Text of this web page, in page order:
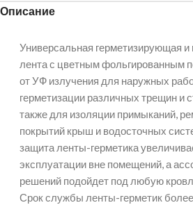
Описание
Универсальная герметизирующая
лента с цветным фольгированным
от УФ излучения для наружных
герметизации различных трещин и
также для изоляции примыканий,
покрытий крыш и водосточных
защита ленты-герметика
эксплуатации вне помещений, а
решений подойдет под любую
Срок службы ленты-герметик